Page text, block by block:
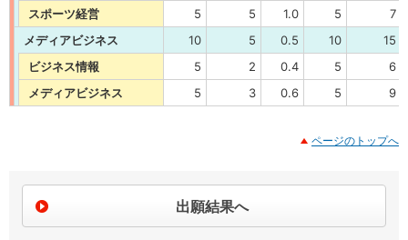
スポーツ経営
5 5 1.0 5
7
メディアビジネス
10 5 0.5 10
15
ビジネス情報
5 2 0.4 5
6
メディアビジネス
5 3 0.6 5 9
ページのトップへ
出願結果へ